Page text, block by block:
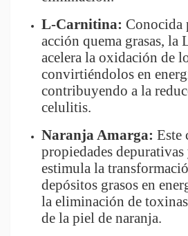
L-Carnitina: Conocida
acción quema grasas, la
acelera la oxidación de
convirtiéndolos en
contribuyendo a la
celulitis.
Naranja Amarga: Este
propiedades
estimula la
depósitos grasos en
la eliminación de
de la piel de naranja.